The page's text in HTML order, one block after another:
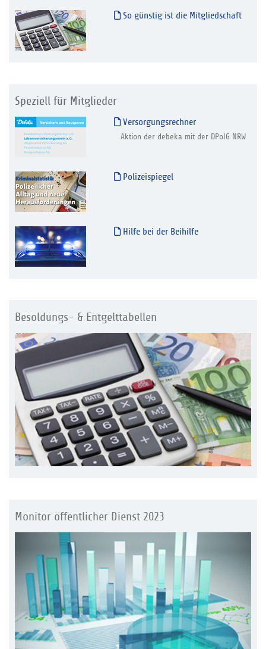
So günstig ist die Mitgliedschaft
Speziell für Mitglieder
Versorgungsrechner
Aktion der debeka mit der DPolG NRW
Polizeispiegel
Hilfe bei der Beihilfe
Besoldungs- & Entgelttabellen
Monitor öffentlicher Dienst 2023